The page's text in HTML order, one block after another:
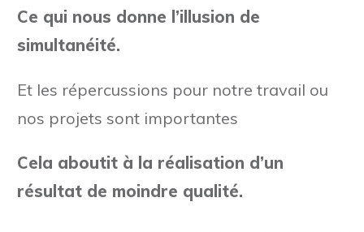
Ce qui nous donne l’illusion de
simultanéité.
Et les répercussions pour notre travail ou
nos projets sont importantes
Cela aboutit à la réalisation d’un
résultat de moindre qualité.